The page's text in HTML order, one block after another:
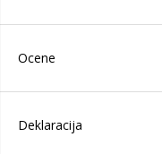
Ocene
Deklaracija